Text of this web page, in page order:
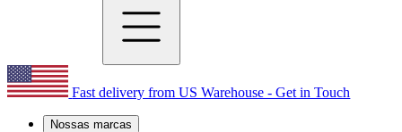
Fast delivery from US Warehouse - Get in Touch
Nossas marcas